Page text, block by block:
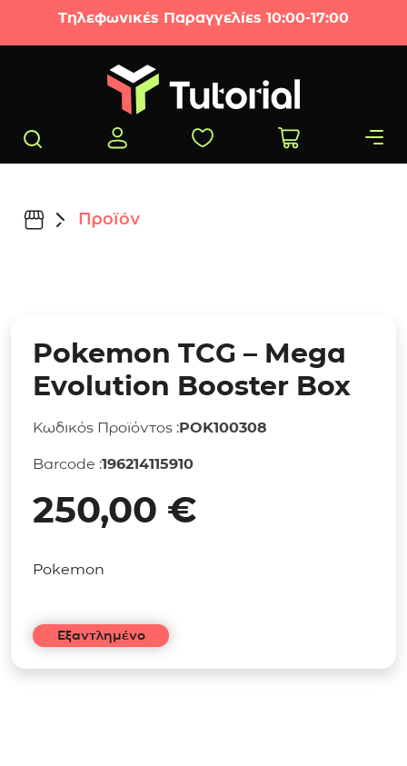
Μετάβαση στο περιεχόμενο
Τηλεφωνικές Παραγγελίες 10:00-17:00
Προϊόν
Pokemon TCG – Mega
Evolution Booster Box
Κωδικός Προϊόντος :POK100308
Barcode :196214115910
250,00 €
Pokemon
Εξαντλημένο